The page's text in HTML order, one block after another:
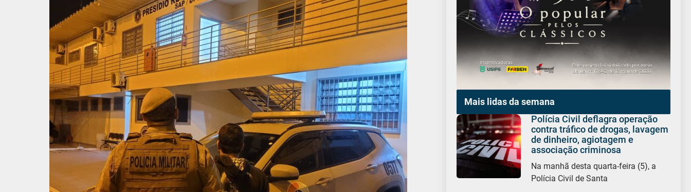
Mais lidas da semana
Polícia Civil deflagra operação
contra tráfico de drogas, lavagem
de dinheiro, agiotagem e
associação criminosa
Na manhã desta quarta-feira (5), a
Polícia Civil de Santa